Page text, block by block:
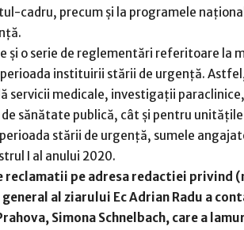
cadru, precum și la programele
și o serie de reglementări referitoare la
perioada instituirii stării de urgență.
servicii medicale, investigații
sănătate publică, cât și pentru
stării de urgență, sumele
I al anului 2020.
reclamatii pe adresa redactiei privind
al ziarului Ec Adrian Radu a
Simona Schnelbach, care a